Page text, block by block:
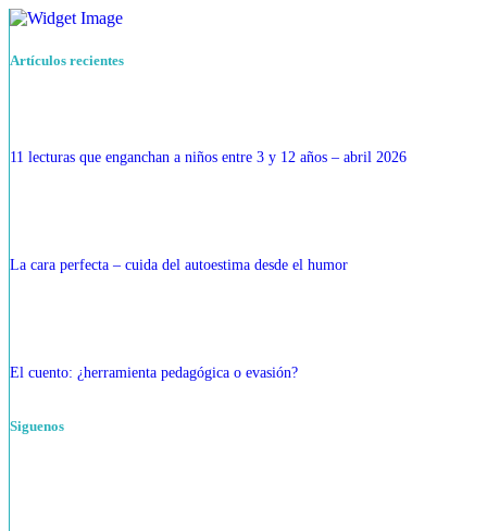
Artículos recientes
11 lecturas que enganchan a niños entre 3 y 12 años – abril 2026
La cara perfecta – cuida del autoestima desde el humor
El cuento: ¿herramienta pedagógica o evasión?
Siguenos